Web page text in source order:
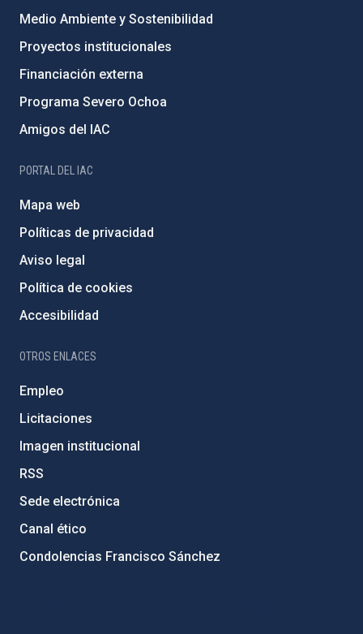
Medio Ambiente y Sostenibilidad
Proyectos institucionales
Financiación externa
Programa Severo Ochoa
Amigos del IAC
PORTAL DEL IAC
Mapa web
Políticas de privacidad
Aviso legal
Política de cookies
Accesibilidad
OTROS ENLACES
Empleo
Licitaciones
Imagen institucional
RSS
Sede electrónica
Canal ético
Condolencias Francisco Sánchez